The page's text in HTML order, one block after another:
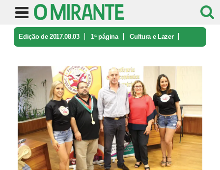
Edição de 2017.08.03 1ª página Cultura e Lazer